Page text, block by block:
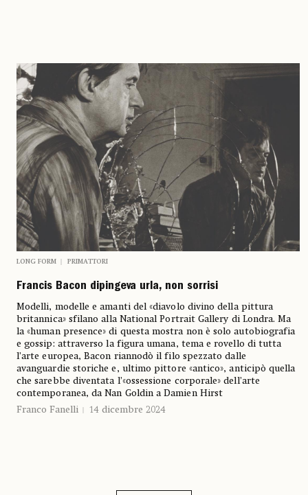
LONG FORM PRIMATTORI
Francis Bacon dipingeva urla, non sorrisi
Modelli, modelle e amanti del «diavolo divino della pittura
britannica» sfilano alla National Portrait Gallery di Londra. Ma
la «human presence» di questa mostra non è solo autobiografia
e gossip: attraverso la figura umana, tema e rovello di tutta
l’arte europea, Bacon riannodò il filo spezzato dalle
avanguardie storiche e, ultimo pittore «antico», anticipò quella
che sarebbe diventata l’«ossessione corporale» dell’arte
contemporanea, da Nan Goldin a Damien Hirst
Franco Fanelli
14 dicembre 2024